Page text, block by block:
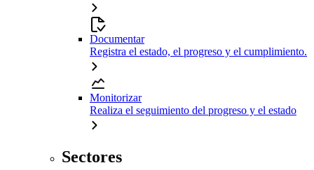
Documentar
Registra el estado, el progreso y el cumplimiento.
Monitorizar
Realiza el seguimiento del progreso y el estado
Sectores